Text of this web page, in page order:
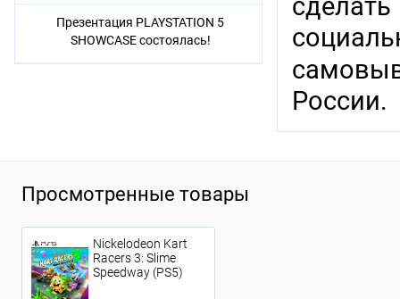
России.
Презентация PLAYSTATION 5
SHOWCASE состоялась!
Просмотренные товары
Nickelodeon Kart
Racers 3: Slime
Speedway (PS5)